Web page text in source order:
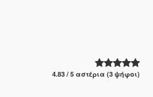
4.83 / 5 αστέρια (3 ψήφοι)